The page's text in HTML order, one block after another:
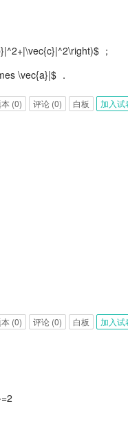
；
\vec{a}|$ ．
(0) 评论 (0) 白板 加入试
(0) 评论 (0) 白板 加入试